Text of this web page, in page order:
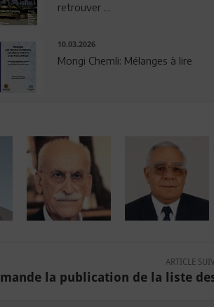
retrouver ...
10.03.2026
Mongi Chemli: Mélanges à lire
ARTICLE
la publication de la liste